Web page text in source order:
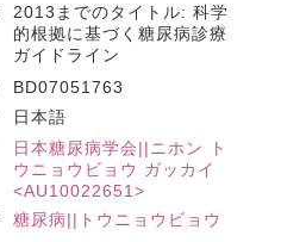
2013までのタイトル: 科学
的根拠に基づく糖尿病診療
ガイドライン
BD07051763
日本語
日本糖尿病学会||ニホン ト
ウニョウビョウ ガッカイ
<AU10022651>
糖尿病||トウニョウビョウ